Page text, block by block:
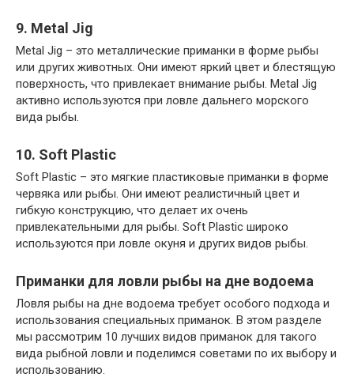
9. Metal Jig
Metal Jig – это металлические приманки в форме рыбы
или других животных. Они имеют яркий цвет и блестящую
поверхность, что привлекает внимание рыбы. Metal Jig
активно используются при ловле дальнего морского
вида рыбы.
10. Soft Plastic
Soft Plastic – это мягкие пластиковые приманки в форме
червяка или рыбы. Они имеют реалистичный цвет и
гибкую конструкцию, что делает их очень
привлекательными для рыбы. Soft Plastic широко
используются при ловле окуня и других видов рыбы.
Приманки для ловли рыбы на дне водоема
Ловля рыбы на дне водоема требует особого подхода и
использования специальных приманок. В этом разделе
мы рассмотрим 10 лучших видов приманок для такого
вида рыбной ловли и поделимся советами по их выбору и
использованию.